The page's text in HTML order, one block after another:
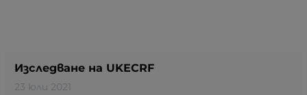
Изследване на UKECRF
23 юли 2021